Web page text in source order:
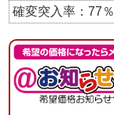
確変突入率：77％